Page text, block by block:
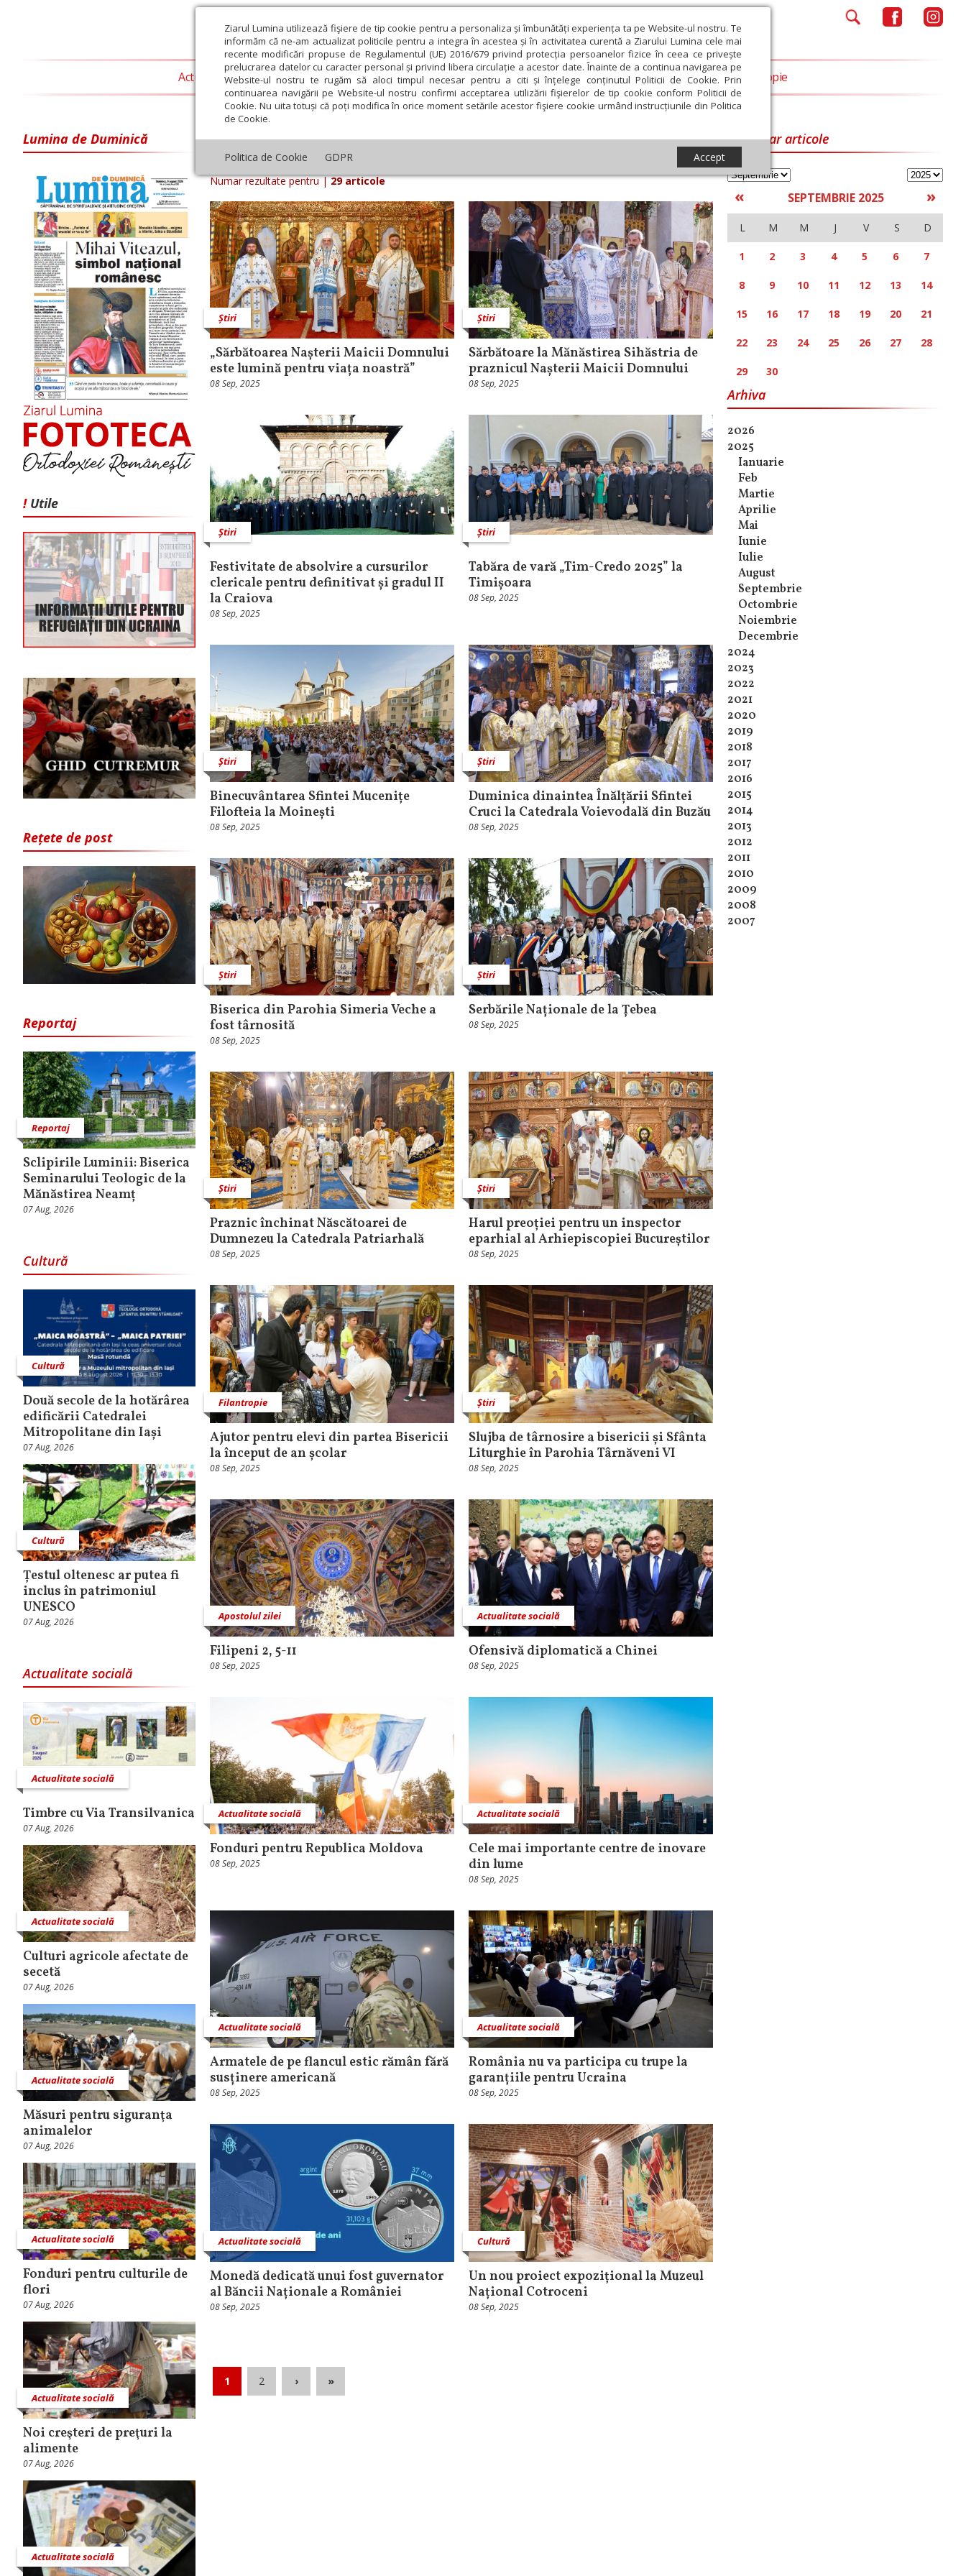
Ziarul Lumina utilizează fişiere de tip cookie pentru a personaliza și îmbunătăți experiența ta pe Website-ul nostru. Te
informăm că ne-am actualizat politicile pentru a integra în acestea și în activitatea curentă a Ziarului Lumina cele mai
recente modificări propuse de Regulamentul (UE) 2016/679 privind protecția persoanelor fizice în ceea ce privește
prelucrarea datelor cu caracter personal și privind libera circulație a acestor date. Înainte de a continua navigarea pe
Website-ul nostru te rugăm să aloci timpul necesar pentru a citi și înțelege conținutul Politicii de Cookie. Prin
continuarea navigării pe Website-ul nostru confirmi acceptarea utilizării fişierelor de tip cookie conform Politicii de
Cookie. Nu uita totuși că poți modifica în orice moment setările acestor fişiere cookie urmând instrucțiunile din Politica
de Cookie.
Politica de Cookie GDPR Accept
Actualitate religioasă Teologie și spiritualitate Educaţie și Cultură Societate Opinii Filantropie
Lumina de Duminică
! Utile
Rețete de post
Reportaj
Reportaj
Sclipirile Luminii: Biserica
Seminarului Teologic de la
Mănăstirea Neamț
07 Aug, 2026
Cultură
Cultură
Două secole de la hotărârea
edificării Catedralei
Mitropolitane din Iași
07 Aug, 2026
Cultură
Țestul oltenesc ar putea fi
inclus în patrimoniul
UNESCO
07 Aug, 2026
Actualitate socială
Actualitate socială
Timbre cu Via Transilvanica
07 Aug, 2026
Actualitate socială
Culturi agricole afectate de
secetă
07 Aug, 2026
Actualitate socială
Măsuri pentru siguranţa
animalelor
07 Aug, 2026
Actualitate socială
Fonduri pentru culturile de
flori
07 Aug, 2026
Actualitate socială
Noi creşteri de preţuri la
alimente
07 Aug, 2026
Actualitate socială
Arhiva ziar Ziarul Lumina din 08 Septembrie 2025
Numar rezultate pentru|29 articole
Știri
„Sărbătoarea Nașterii Maicii Domnului
este lumină pentru viața noastră”
08 Sep, 2025
Știri
Sărbătoare la Mănăstirea Sihăstria de
praznicul Nașterii Maicii Domnului
08 Sep, 2025
Știri
Festivitate de absolvire a cursurilor
clericale pentru definitivat și gradul II
la Craiova
08 Sep, 2025
Știri
Tabăra de vară „Tim-Credo 2025” la
Timișoara
08 Sep, 2025
Știri
Binecuvântarea Sfintei Mucenițe
Filofteia la Moinești
08 Sep, 2025
Știri
Duminica dinaintea Înălțării Sfintei
Cruci la Catedrala Voievodală din Buzău
08 Sep, 2025
Știri
Biserica din Parohia Simeria Veche a
fost târnosită
08 Sep, 2025
Știri
Serbările Naționale de la Țebea
08 Sep, 2025
Știri
Praznic închinat Născătoarei de
Dumnezeu la Catedrala Patriarhală
08 Sep, 2025
Știri
Harul preoției pentru un inspector
eparhial al Arhiepiscopiei Bucureștilor
08 Sep, 2025
Filantropie
Ajutor pentru elevi din partea Bisericii
la început de an școlar
08 Sep, 2025
Știri
Slujba de târnosire a bisericii și Sfânta
Liturghie în Parohia Târnăveni VI
08 Sep, 2025
Apostolul zilei
Filipeni 2, 5-11
08 Sep, 2025
Actualitate socială
Ofensivă diplomatică a Chinei
08 Sep, 2025
Actualitate socială
Fonduri pentru Republica Moldova
08 Sep, 2025
Actualitate socială
Cele mai importante centre de inovare
din lume
08 Sep, 2025
Actualitate socială
Armatele de pe flancul estic rămân fără
susținere americană
08 Sep, 2025
Actualitate socială
România nu va participa cu trupe la
garanțiile pentru Ucraina
08 Sep, 2025
Actualitate socială
Monedă dedicată unui fost guvernator
al Băncii Naționale a României
08 Sep, 2025
Cultură
Un nou proiect expozițional la Muzeul
Național Cotroceni
08 Sep, 2025
1 2 › »
Calendar articole
« »
SEPTEMBRIE 2025
L M M J V S D
1 2 3 4 5 6 7
8 9 10 11 12 13 14
15 16 17 18 19 20 21
22 23 24 25 26 27 28
29 30
Arhiva
2026
2025
Ianuarie
Feb
Martie
Aprilie
Mai
Iunie
Iulie
August
Septembrie
Octombrie
Noiembrie
Decembrie
2024
2023
2022
2021
2020
2019
2018
2017
2016
2015
2014
2013
2012
2011
2010
2009
2008
2007